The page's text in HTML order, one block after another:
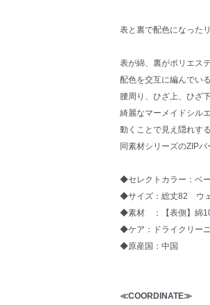
表と裏で配色になった
表が綿、裏がポリエス
配色を交互に編んでい
腰周り、ひざ上、ひざ
綺麗なマーメイドシル
動くことで見え隠れす
同素材シリーズのZIP
◆セレクトカラー：ベ
◆サイズ：総丈82 ウェ
◆素材 ：【表側】綿
◆ケア：ドライクリー
◆原産国：中国
≪COORDINATE≫